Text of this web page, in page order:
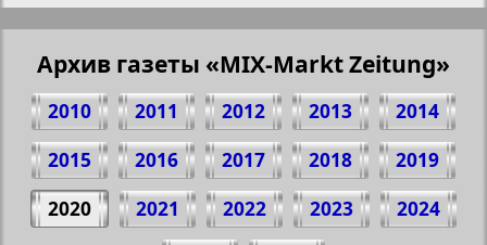
Архив газеты «MIX-Markt Zeitung»
2010 2011 2012 2013
2014
2015
2016 2017 2018
2019
2020
2021 2022 2023
2024
Поделитесь 1 стр. газеты "MIX-Markt